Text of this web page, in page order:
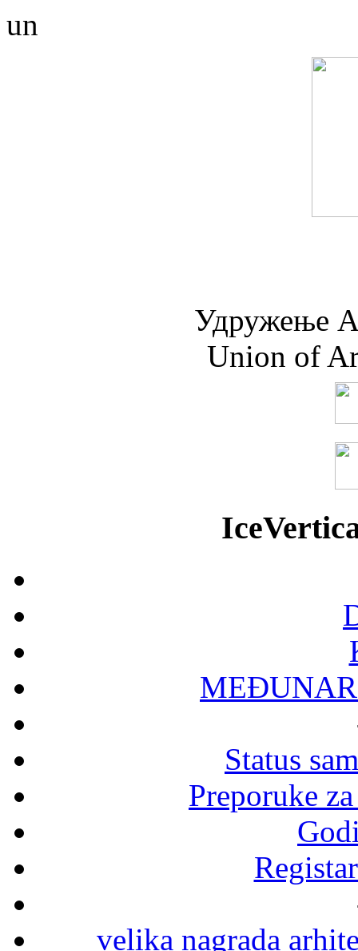
un
Удружењe
Union of
Status
Preporuke
velika nagrada